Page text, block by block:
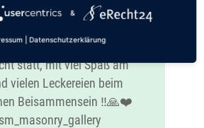
die letzte
statt, mit viel Spaß am
vielen Leckereien beim
Beisammensein ‼️🙏❤️
&
Datenschutzerklärung